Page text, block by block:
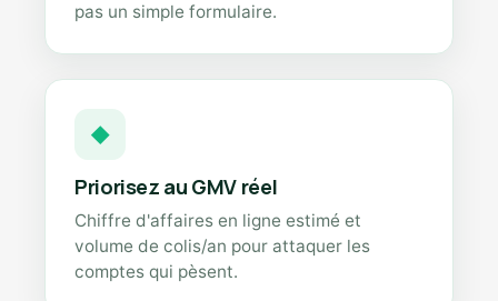
pas un simple formulaire.
◆
Priorisez au GMV réel
Chiffre d'affaires en ligne estimé et
volume de colis/an pour attaquer les
comptes qui pèsent.